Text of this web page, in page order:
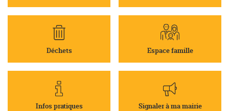
Déchets Espace famille
Infos pratiques Signaler à ma mairie